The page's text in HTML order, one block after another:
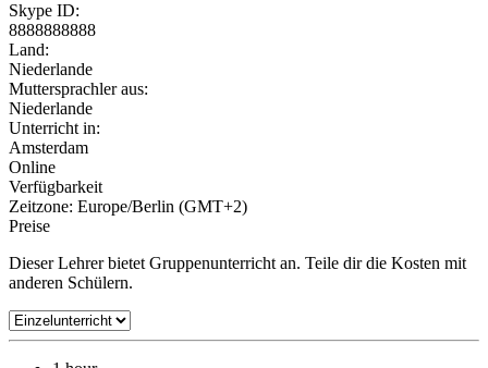
Skype ID:
8888888888
Land:
Niederlande
Muttersprachler aus:
Niederlande
Unterricht in:
Amsterdam
Online
Verfügbarkeit
Zeitzone: Europe/Berlin (GMT+2)
Preise
Dieser Lehrer bietet Gruppenunterricht an. Teile dir die Kosten mit
anderen Schülern.